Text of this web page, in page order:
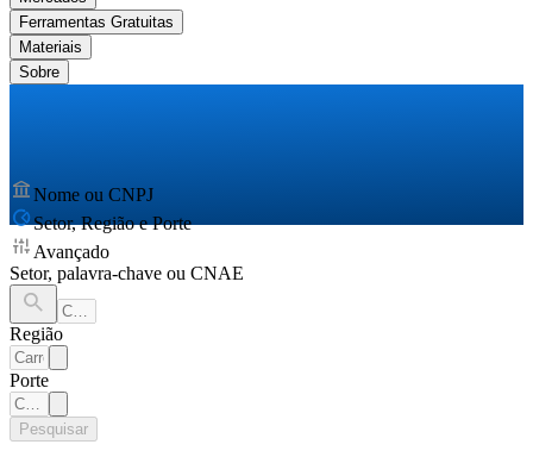
Ferramentas Gratuitas
Materiais
Sobre
Nome ou CNPJ
Setor, Região e Porte
Avançado
Setor, palavra-chave ou CNAE
Região
Porte
Pesquisar